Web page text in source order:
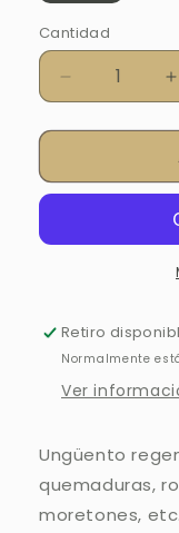
Cantidad
Cantidad
Reducir
cantidad
para
UNGÜENTO
Retiro
Normalmente
Ver
Ungüento
quemaduras,
moretones, etc.